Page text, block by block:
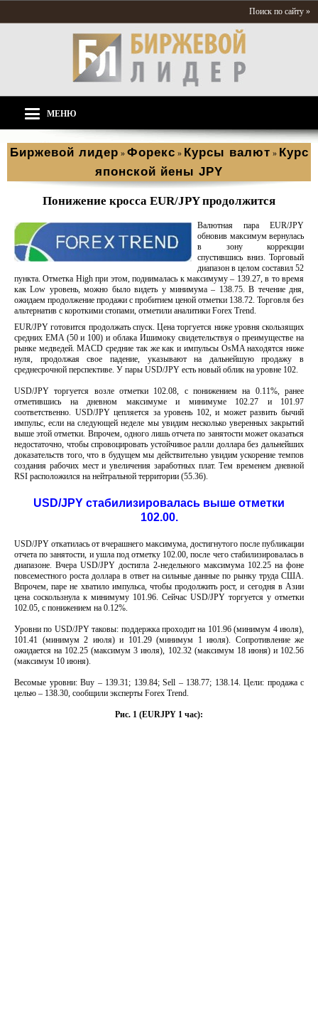
Поиск по сайту »
МЕНЮ
Биржевой лидер » Форекс » Курсы валют » Курс
японской йены JPY
Понижение кросса EUR/JPY продолжится
Валютная пара EUR/JPY
обновив максимум вернулась
в зону коррекции
спустившись вниз. Торговый
диапазон в целом составил 52
пункта. Отметка High при этом, поднималась к максимуму – 139.27, в то время
как Low уровень, можно было видеть у минимума – 138.75. В течение дня,
ожидаем продолжение продажи с пробитием ценой отметки 138.72. Торговля без
альтернатив с короткими стопами, отметили аналитики Forex Trend.
EUR/JPY готовится продолжать спуск. Цена торгуется ниже уровня скользящих
средних EMA (50 и 100) и облака Ишимоку свидетельствуя о преимуществе на
рынке медведей. MACD средние так же как и импульсы OsMA находятся ниже
нуля, продолжая свое падение, указывают на дальнейшую продажу в
среднесрочной перспективе. У пары USD/JPY есть новый облик на уровне 102.
USD/JPY торгуется возле отметки 102.08, с понижением на 0.11%, ранее
отметившись на дневном максимуме и минимуме 102.27 и 101.97
соответственно. USD/JPY цепляется за уровень 102, и может развить бычий
импульс, если на следующей неделе мы увидим несколько уверенных закрытий
выше этой отметки. Впрочем, одного лишь отчета по занятости может оказаться
недостаточно, чтобы спровоцировать устойчивое ралли доллара без дальнейших
доказательств того, что в будущем мы действительно увидим ускорение темпов
создания рабочих мест и увеличения заработных плат. Тем временем дневной
RSI расположился на нейтральной территории (55.36).
USD/JPY стабилизировалась выше отметки
102.00.
USD/JPY откатилась от вчерашнего максимума, достигнутого после публикации
отчета по занятости, и ушла под отметку 102.00, после чего стабилизировалась в
диапазоне. Вчера USD/JPY достигла 2-недельного максимума 102.25 на фоне
повсеместного роста доллара в ответ на сильные данные по рынку труда США.
Впрочем, паре не хватило импульса, чтобы продолжить рост, и сегодня в Азии
цена соскользнула к минимуму 101.96. Сейчас USD/JPY торгуется у отметки
102.05, с понижением на 0.12%.
Уровни по USD/JPY таковы: поддержка проходит на 101.96 (минимум 4 июля),
101.41 (минимум 2 июля) и 101.29 (минимум 1 июля). Сопротивление же
ожидается на 102.25 (максимум 3 июля), 102.32 (максимум 18 июня) и 102.56
(максимум 10 июня).
Весомые уровни: Buy – 139.31; 139.84; Sell – 138.77; 138.14. Цели: продажа с
целью – 138.30, сообщили эксперты Forex Trend.
Рис. 1 (EURJPY 1 час):